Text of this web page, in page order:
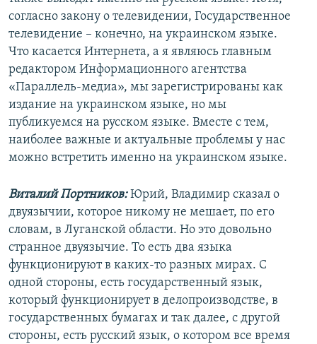
согласно закону о телевидении, Государственное
телевидение – конечно, на украинском языке.
Что касается Интернета, а я являюсь главным
редактором Информационного агентства
«Параллель-медиа», мы зарегистрированы как
издание на украинском языке, но мы
публикуемся на русском языке. Вместе с тем,
наиболее важные и актуальные проблемы у нас
можно встретить именно на украинском языке.
Виталий Портников:Юрий, Владимир сказал о
двуязычии, которое никому не мешает, по его
словам, в Луганской области. Но это довольно
странное двуязычие. То есть два языка
функционируют в каких-то разных мирах. С
одной стороны, есть государственный язык,
который функционирует в делопроизводстве, в
государственных бумагах и так далее, с другой
стороны, есть русский язык, о котором все время